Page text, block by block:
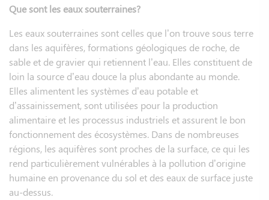
Que sont les eaux souterraines?
Les eaux souterraines sont celles que l’on trouve sous terre
dans les aquifères, formations géologiques de roche, de
sable et de gravier qui retiennent l’eau. Elles constituent de
loin la source d’eau douce la plus abondante au monde.
Elles alimentent les systèmes d’eau potable et
d’assainissement, sont utilisées pour la production
alimentaire et les processus industriels et assurent le bon
fonctionnement des écosystèmes. Dans de nombreuses
régions, les aquifères sont proches de la surface, ce qui les
rend particulièrement vulnérables à la pollution d’origine
humaine en provenance du sol et des eaux de surface juste
au-dessus.